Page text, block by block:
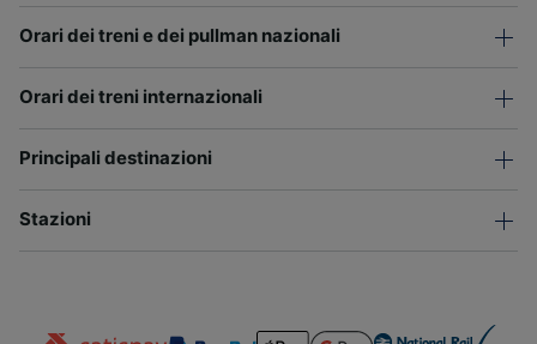
Orari dei treni e dei pullman nazionali
Orari dei treni internazionali
Principali destinazioni
Stazioni